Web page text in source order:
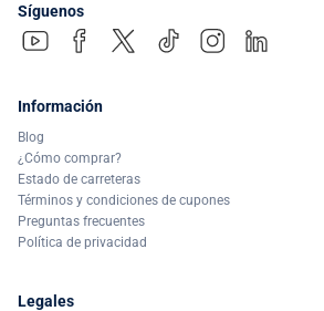
Síguenos
Información
Blog
¿Cómo comprar?
Estado de carreteras
Términos y condiciones de cupones
Preguntas frecuentes
Política de privacidad
Legales